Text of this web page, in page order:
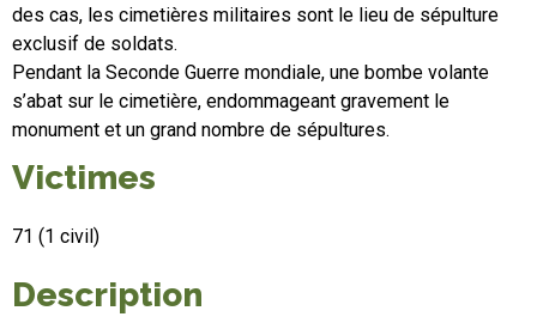
des cas, les cimetières militaires sont le lieu de sépulture
exclusif de soldats.
Pendant la Seconde Guerre mondiale, une bombe volante
s’abat sur le cimetière, endommageant gravement le
monument et un grand nombre de sépultures.
Victimes
71 (1 civil)
Description